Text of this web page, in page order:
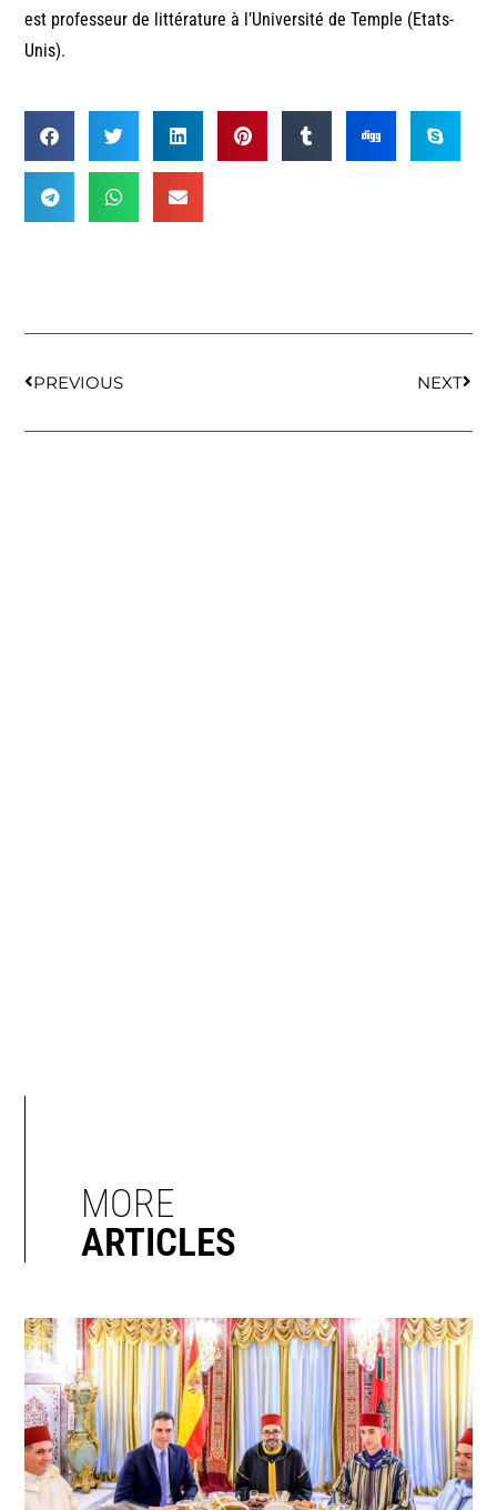
est professeur de littérature à l’Université de Temple (Etats-
Unis).
PREVIOUS NEXT
MORE
ARTICLES